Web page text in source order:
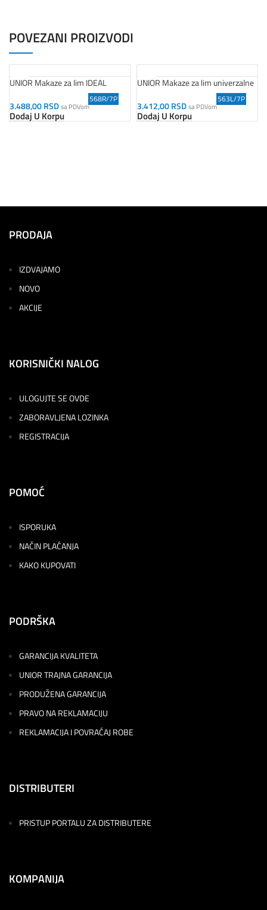
POVEZANI PROIZVODI
UNIOR Makaze za lim IDEAL
3.488,00RSDsa PDVom
Dodaj U Korpu
568R/7P
UNIOR Makaze za lim univerzalne
3.412,00RSDsa PDVom
Dodaj U Korpu
563L/7P
PRODAJA
IZDVAJAMO
NOVO
AKCIJE
KORISNIČKI NALOG
ULOGUJTE SE OVDE
ZABORAVLJENA LOZINKA
REGISTRACIJA
POMOĆ
ISPORUKA
NAČIN PLAĆANJA
KAKO KUPOVATI
PODRŠKA
GARANCIJA KVALITETA
UNIOR TRAJNA GARANCIJA
PRODUŽENA GARANCIJA
PRAVO NA REKLAMACIJU
REKLAMACIJA I POVRAĆAJ ROBE
DISTRIBUTERI
PRISTUP PORTALU ZA DISTRIBUTERE
KOMPANIJA